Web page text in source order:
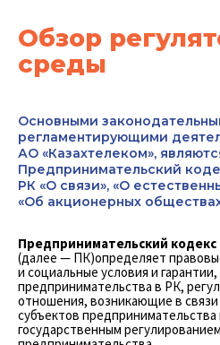
Обзор
среды
Основными
регламентирующими
АО «Казахтелеком»,
Предпринимательский
РК «О связи», «О
«Об акционерных
Предпринимательский кодекс
(далее — ПК)определяет
и социальные условия и
предпринимательства в РК,
отношения, возникающие в
субъектов предпринимательства
государственным